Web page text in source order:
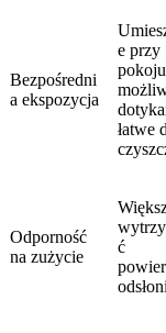
Bezpośredni
a ekspozycja
e przy
łatwe
Odporność
na zużycie
ć